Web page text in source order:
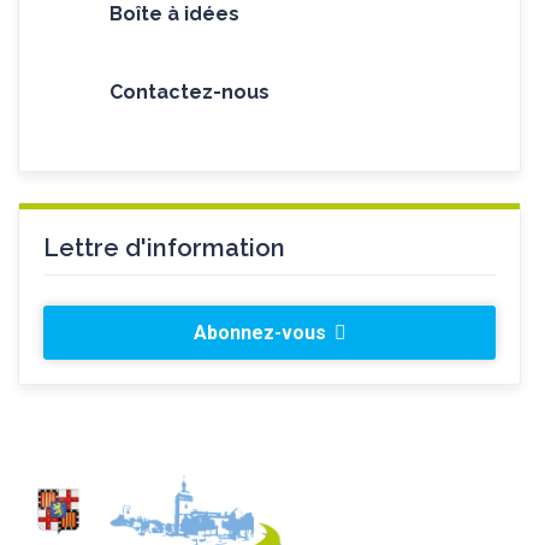
Boîte à idées
Contactez-nous
Lettre d'information
Abonnez-vous